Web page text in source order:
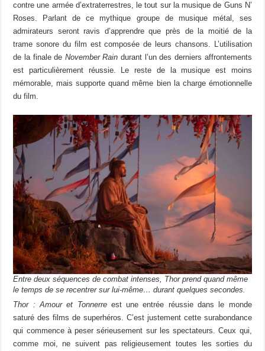
contre une armée d’extraterrestres, le tout sur la musique de Guns N’
Roses. Parlant de ce mythique groupe de musique métal, ses
admirateurs seront ravis d’apprendre que près de la moitié de la
trame sonore du film est composée de leurs chansons. L’utilisation
de la finale de November Rain durant l’un des derniers affrontements
est particulièrement réussie. Le reste de la musique est moins
mémorable, mais supporte quand même bien la charge émotionnelle
du film.
Entre deux séquences de combat intenses, Thor prend quand même
le temps de se recentrer sur lui-même… durant quelques secondes.
Thor : Amour et Tonnerreest une entrée réussie dans le monde
saturé des films de superhéros. C’est justement cette surabondance
qui commence à peser sérieusement sur les spectateurs. Ceux qui,
comme moi, ne suivent pas religieusement toutes les sorties du